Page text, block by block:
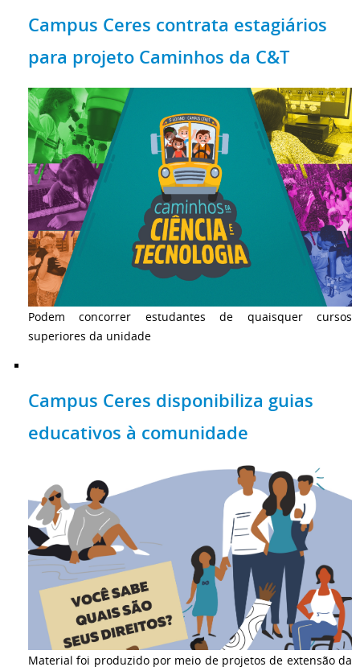
Campus Ceres contrata estagiários
para projeto Caminhos da C&T
Podem concorrer estudantes de quaisquer cursos
superiores da unidade
Campus Ceres disponibiliza guias
educativos à comunidade
Material foi produzido por meio de projetos de extensão da